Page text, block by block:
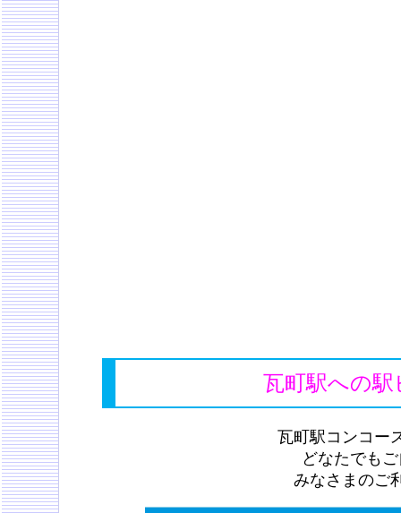
瓦町駅への
瓦町駅コンコー
どなたでも
みなさまのご